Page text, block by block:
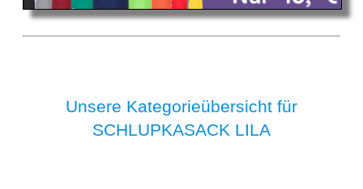
Unsere Kategorieübersicht für
SCHLUPKASACK LILA